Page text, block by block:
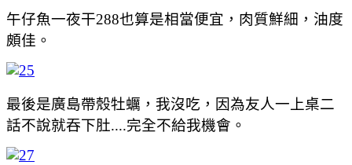
午仔魚一夜干288也算是相當便宜，肉質鮮細，油度
頗佳。
最後是廣島帶殼牡蠣，我沒吃，因為友人一上桌二
話不說就吞下肚....完全不給我機會。